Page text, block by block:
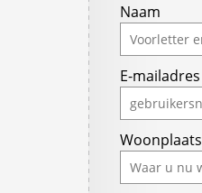
Naam
E-mailadres
Woonplaats